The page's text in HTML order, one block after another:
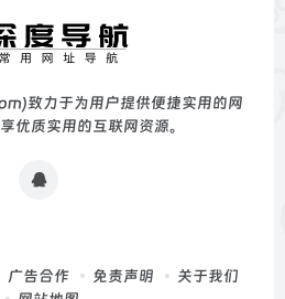
致力于为用户提供便捷实用的网
优质实用的互联网资源。
广告合作 免责声明
关于我们